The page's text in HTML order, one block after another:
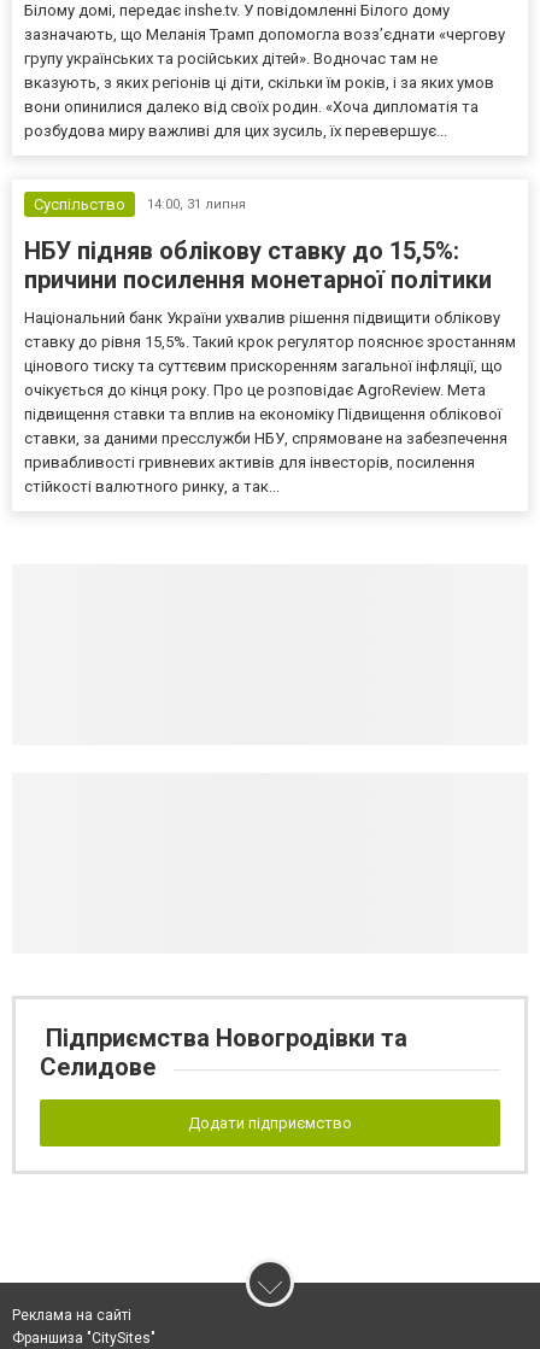
Білому домі, передає inshe.tv. У повідомленні Білого дому
зазначають, що Меланія Трамп допомогла возз’єднати «чергову
групу українських та російських дітей». Водночас там не
вказують, з яких регіонів ці діти, скільки їм років, і за яких умов
вони опинилися далеко від своїх родин. «Хоча дипломатія та
розбудова миру важливі для цих зусиль, їх перевершує...
Суспільство 14:00, 31 липня
НБУ підняв облікову ставку до 15,5%:
причини посилення монетарної політики
Національний банк України ухвалив рішення підвищити облікову
ставку до рівня 15,5%. Такий крок регулятор пояснює зростанням
цінового тиску та суттєвим прискоренням загальної інфляції, що
очікується до кінця року. Про це розповідає AgroReview. Мета
підвищення ставки та вплив на економіку Підвищення облікової
ставки, за даними пресслужби НБУ, спрямоване на забезпечення
привабливості гривневих активів для інвесторів, посилення
стійкості валютного ринку, а так...
Підприємства Новогродівки та
Селидове
Додати підприємство
Реклама на сайті
Франшиза "CitySites"